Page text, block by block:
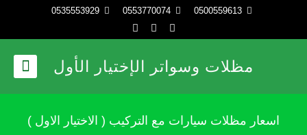
0500559613
0553770074
0535553929
مظلات وسواتر الإختيار الأول
اسعار مظلات سيارات مع التركيب ( الاختيار الاول )